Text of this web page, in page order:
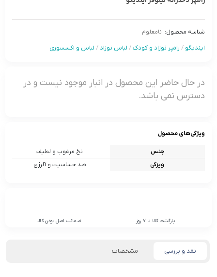
شناسه محصول: نامعلوم
ایندیگو / رامپر نوزاد و کودک/ لباس نوزاد / لباس و اکسسوری
در حال حاضر این محصول در انبار موجود نیست و در
دسترس نمی باشد.
ویژگی‌های محصول
جنس
نخ مرغوب و لطیف
ویزگی
ضد حساسیت و آلرژی
بازگشت کالا تا 7 روز ضمانت اصل بودن کالا
نقد و بررسی مشخصات